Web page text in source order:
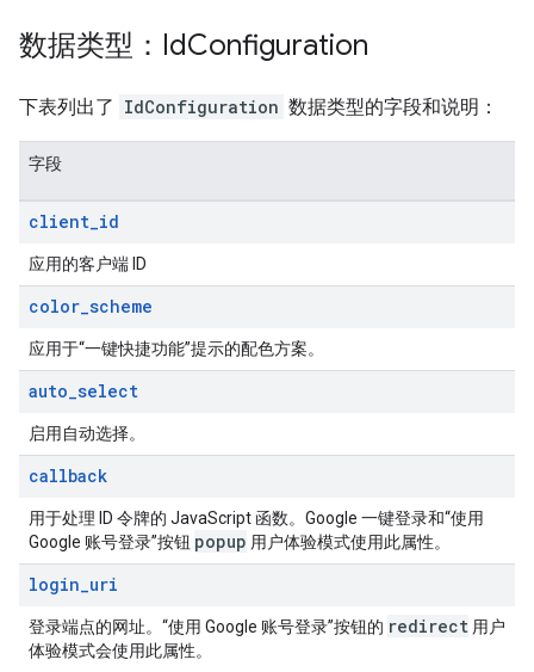
数据类型：IdConfiguration
下表列出了 IdConfiguration 数据类型的字段和说明：
字段
client_id
应用的客户端 ID
color_scheme
应用于“一键快捷功能”提示的配色方案。
auto_select
启用自动选择。
callback
用于处理 ID 令牌的 JavaScript 函数。Google 一键登录和“使用
Google 账号登录”按钮 popup 用户体验模式使用此属性。
login_uri
登录端点的网址。“使用 Google 账号登录”按钮的 redirect 用户
体验模式会使用此属性。